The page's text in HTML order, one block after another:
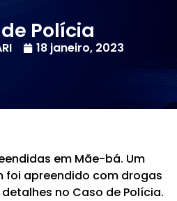
Polícia
18 janeiro, 2023
em Mãe-bá. Um
foi apreendido com drogas
no Caso de Polícia.